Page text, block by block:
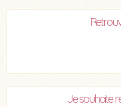
Je souhaite